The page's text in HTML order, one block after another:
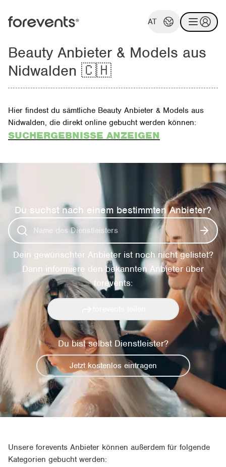
AT
Beauty Anbieter & Models aus
Nidwalden 🇨🇭
Hier findest du sämtliche Beauty Anbieter & Models aus
Nidwalden, die direkt online gebucht werden können:
SUCHERGEBNISSE ANZEIGEN
Du suchst nach einem bestimmten Anbieter?
Dein gewünschter Anbieter ist noch nicht gelistet?
Dann informiere den bekannten Anbieter über
forevents:
Du bist selbst Dienstleister?
Jetzt kostenlos eintragen
Unsere forevents Anbieter können außerdem für folgende
Kategorien gebucht werden: